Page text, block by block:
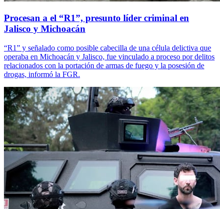
Procesan a el “R1”, presunto líder criminal en
Jalisco y Michoacán
“R1” y señalado como posible cabecilla de una célula delictiva que
operaba en Michoacán y Jalisco, fue vinculado a proceso por delitos
relacionados con la portación de armas de fuego y la posesión de
drogas, informó la FGR.